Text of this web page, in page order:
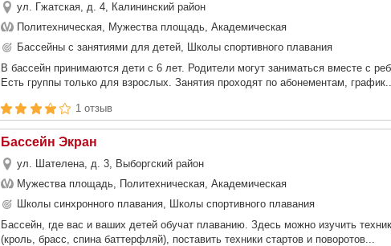
ул. Гжатская, д. 4, Калининский район
Политехническая, Мужества площадь, Академическая
Бассейны с занятиями для детей, Школы спортивного плавания
В бассейн принимаются дети с 6 лет. Родители могут заниматься вместе с
Есть группы только для взрослых. Занятия проходят по абонементам,
1 отзыв
Бассейн Экран
ул. Шателена, д. 3, Выборгский район
Мужества площадь, Политехническая, Академическая
Школы синхронного плавания, Школы спортивного плавания
Бассейн, где вас и ваших детей обучат плаванию. Здесь можно изучить
(кроль, брасс, спина баттерфляй), поставить техники стартов и поворотов...